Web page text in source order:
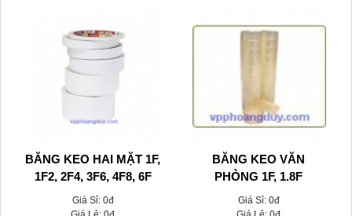
BĂNG KEO HAI MẶT 1F,
1F2, 2F4, 3F6, 4F8, 6F
Giá Sỉ: 0đ
BĂNG KEO VĂN
PHÒNG 1F, 1.8F
Giá Sỉ: 0đ